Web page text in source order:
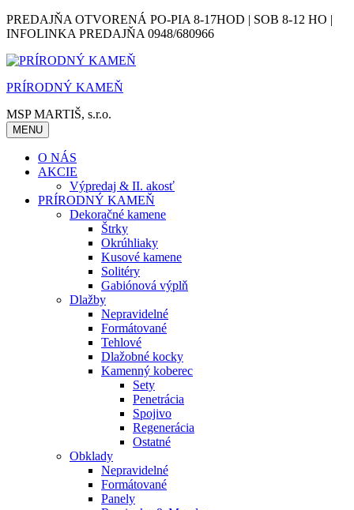
Skip
to
PREDAJŇA OTVORENÁ PO-PIA 8-17HOD | SOB 8-12 HO |
INFOLINKA PREDAJŇA 0948/680966
PRÍRODNÝ KAMEŇ
MSP MARTIŠ, s.r.o.
MENU
O NÁS
AKCIE
Výpredaj & II. akosť
PRÍRODNÝ KAMEŇ
Dekoračné kamene
Štrky
Okrúhliaky
Kusové kamene
Solitéry
Gabiónová výplň
Dlažby
Nepravidelné
Formátované
Tehlové
Dlažobné kocky
Kamenný koberec
Sety
Penetrácia
Spojivo
Regenerácia
Ostatné
Obklady
Nepravidelné
Formátované
Panely